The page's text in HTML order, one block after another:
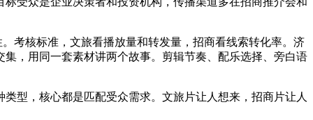
核标准，文旅看播放量和转发量，招商看线索转化率。济
，用同一套素材讲两个故事。剪辑节奏、配乐选择、旁白语
，核心都是匹配受众需求。文旅片让人想来，招商片让人